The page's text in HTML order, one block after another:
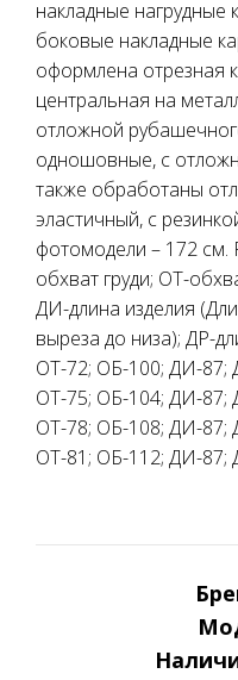
накладные
боковые накладные
оформлена отрезная
центральная на
отложной
одношовные, с
также обработаны
эластичный, с
фотомодели – 172
обхват груди; ОТ-
ДИ-длина изделия
выреза до низа); ДР-
ОТ-72; ОБ-100; ДИ-87;
ОТ-75; ОБ-104; ДИ-87;
ОТ-78; ОБ-108; ДИ-87;
ОТ-81; ОБ-112; ДИ-87;